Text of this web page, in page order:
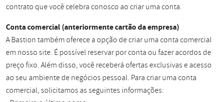
contrato que você celebra conosco ao criar uma conta.
Conta comercial (anteriormente cartão da empresa)
A Bastion também oferece a opção de criar uma conta comercial
em nosso site. É possível reservar por conta ou fazer acordos de
preço fixo. Além disso, você receberá ofertas exclusivas e acesso
ao seu ambiente de negócios pessoal. Para criar uma conta
comercial, solicitamos as seguintes informações: